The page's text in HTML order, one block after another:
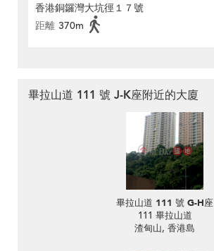
香港銅鑼灣大坑徑１７號
距離 370m
畢拉山道 111 號 J-K座附近的大廈
畢拉山道 111 號 G-H座
111 畢拉山道
渣甸山, 香港島